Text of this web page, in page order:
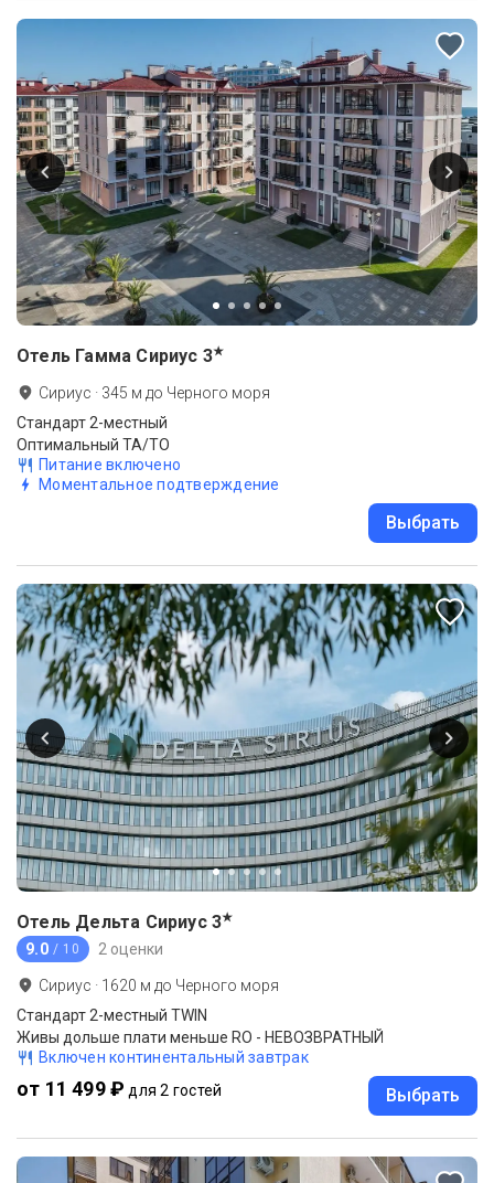
Отель Гамма Сириус 3★
Сириус · 345 м до Черного моря
Стандарт 2-местный
Оптимальный ТА/ТО
Питание включено
Моментальное подтверждение
Выбрать
Отель Дельта Сириус 3★
9.0 / 10 2 оценки
Сириус · 1620 м до Черного моря
Стандарт 2-местный TWIN
Живы дольше плати меньше RO - НЕВОЗВРАТНЫЙ
Включен континентальный завтрак
от 11 499 ₽ для 2 гостей Выбрать